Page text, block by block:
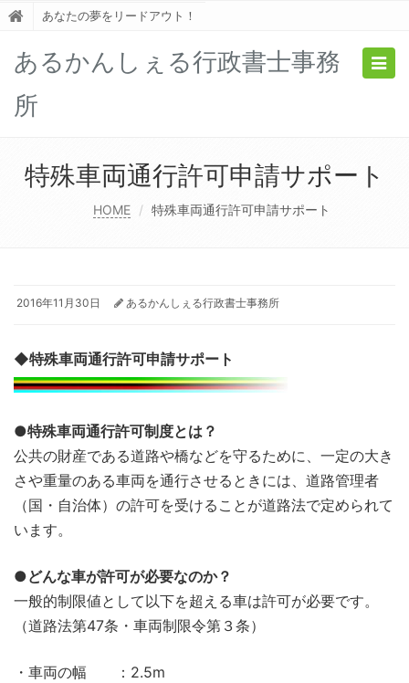
あなたの夢をリードアウト！
あるかんしぇる行政書士事務
所
特殊車両通行許可申請サポート
HOME 特殊車両通行許可申請サポート
2016年11月30日 あるかんしぇる行政書士事務所
◆特殊車両通行許可申請サポート
●特殊車両通行許可制度とは？
公共の財産である道路や橋などを守るために、一定の大き
さや重量のある車両を通行させるときには、道路管理者
（国・自治体）の許可を受けることが道路法で定められて
います。
●どんな車が許可が必要なのか？
一般的制限値として以下を超える車は許可が必要です。
（道路法第47条・車両制限令第３条）
・車両の幅 ：2.5m